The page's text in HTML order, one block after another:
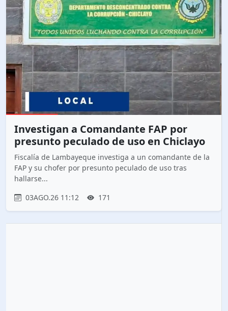
Investigan a Comandante FAP por
presunto peculado de uso en Chiclayo
Fiscalía de Lambayeque investiga a un comandante de la
FAP y su chofer por presunto peculado de uso tras
hallarse...
03AGO.26 11:12
171